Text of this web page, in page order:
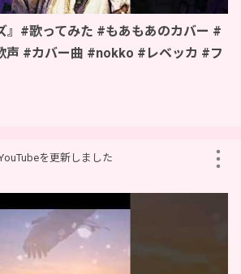
』#歌ってみた #もあもあのカバー #
声 #カバー曲 #nokko #レベッカ #フ
を更新しました